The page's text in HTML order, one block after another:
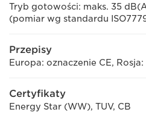
Tryb gotowości: maks. 35
(pomiar wg standardu
Przepisy
Europa: oznaczenie CE,
Certyfikaty
Energy Star (WW), TUV, CB